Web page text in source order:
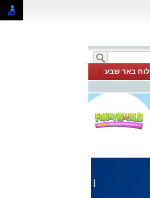
לוח באר שבע